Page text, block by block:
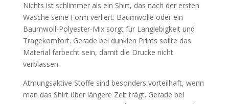
Nichts ist schlimmer als ein Shirt, das nach der ersten
Wäsche seine Form verliert. Baumwolle oder ein
Baumwoll-Polyester-Mix sorgt für Langlebigkeit und
Tragekomfort. Gerade bei dunklen Prints sollte das
Material farbecht sein, damit die Drucke nicht
verblassen.
Atmungsaktive Stoffe sind besonders vorteilhaft, wenn
man das Shirt über längere Zeit trägt. Gerade bei